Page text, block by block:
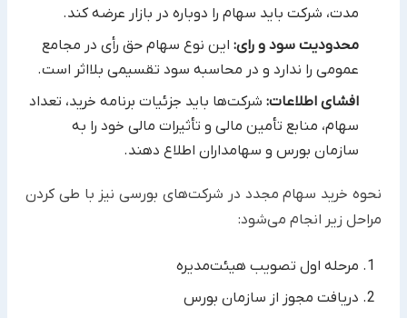
مدت، شرکت باید سهام را دوباره در بازار عرضه کند.
محدودیت سود و رای: این نوع سهام حق رأی در مجامع
عمومی را ندارد و در محاسبه سود تقسیمی بلااثر است.
افشای اطلاعات: شرکت‌ها باید جزئیات برنامه خرید، تعداد
سهام، منابع تأمین مالی و تأثیرات مالی خود را به
سازمان بورس و سهامداران اطلاع دهند.
نحوه خرید سهام مجدد در شرکت‌های بورسی نیز با طی کردن
مراحل زیر انجام می‌شود:
مرحله اول تصویب هیئت‌مدیره
دریافت مجوز از سازمان بورس